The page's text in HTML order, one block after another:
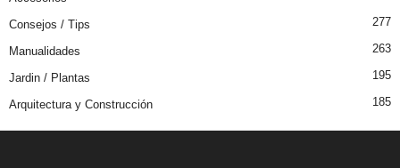
Consejos / Tips 277
Manualidades 263
Jardin / Plantas 195
Arquitectura y Construcción 185